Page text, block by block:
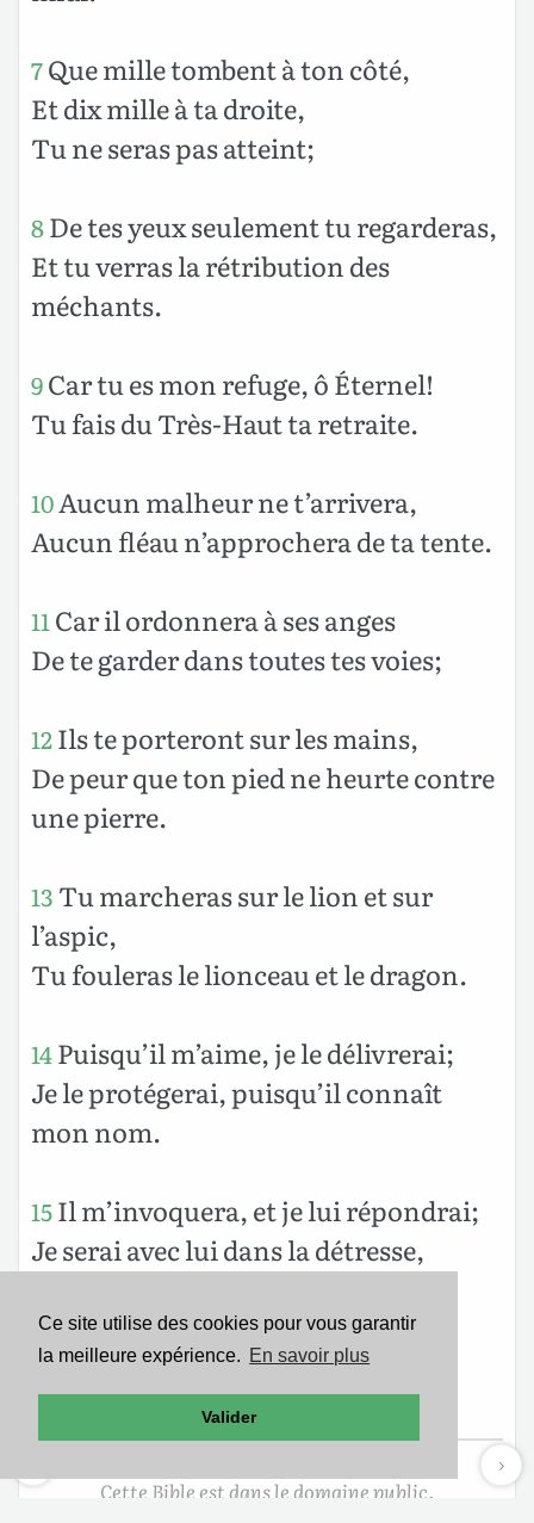
Ce site utilise des cookies pour vous garantir
la meilleure expérience. En savoir plus
Valider
7Que mille tombent à ton côté,
Et dix mille à ta droite,
Tu ne seras pas atteint;
8De tes yeux seulement tu regarderas,
Et tu verras la rétribution des
méchants.
9Car tu es mon refuge, ô Éternel!
Tu fais du Très-Haut ta retraite.
10Aucun malheur ne t’arrivera,
Aucun fléau n’approchera de ta tente.
11 Car il ordonnera à ses anges
De te garder dans toutes tes voies;
12Ils te porteront sur les mains,
De peur que ton pied ne heurte contre
une pierre.
13 Tu marcheras sur le lion et sur
l’aspic,
Tu fouleras le lionceau et le dragon.
14Puisqu’il m’aime, je le délivrerai;
Je le protégerai, puisqu’il connaît
mon nom.
15Il m’invoquera, et je lui répondrai;
Je serai avec lui dans la détresse,
16Je le rassasierai de longs jours,
Et je lui ferai voir mon salut.
Cette Bible est dans le domaine public.